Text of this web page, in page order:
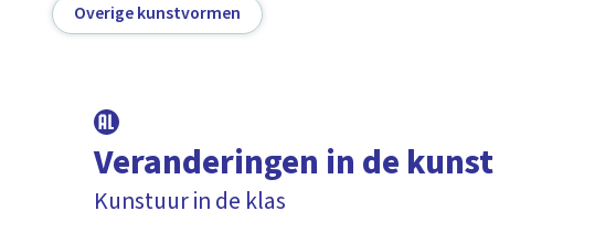
Overige kunstvormen
Veranderingen in de kunst
Kunstuur in de klas